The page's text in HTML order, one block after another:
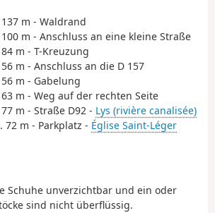
m - Waldrand
m - Anschluss an eine kleine Straße
m - T-Kreuzung
m - Anschluss an die D 157
m - Gabelung
m - Weg auf der rechten Seite
m - Straße D92 - Lys (rivière canalisée)
72 m - Parkplatz - Église Saint-Léger
Schuhe unverzichtbar und ein oder
sind nicht überflüssig.